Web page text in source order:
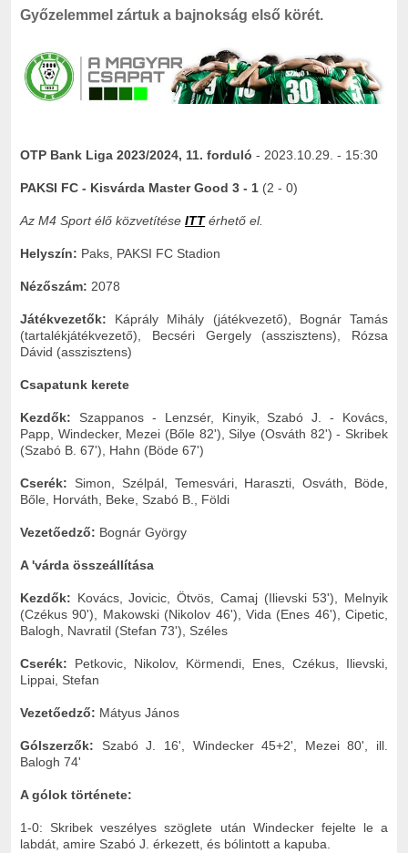
Győzelemmel zártuk a bajnokság első körét.
OTP Bank Liga 2023/2024, 11. forduló - 2023.10.29. - 15:30
PAKSI FC - Kisvárda Master Good 3 - 1 (2 - 0)
Az M4 Sport élő közvetítése ITTérhető el.
Helyszín: Paks, PAKSI FC Stadion
Nézőszám: 2078
Játékvezetők: Káprály Mihály (játékvezető), Bognár Tamás
(tartalékjátékvezető), Becséri Gergely (asszisztens), Rózsa
Dávid (asszisztens)
Csapatunk kerete
Kezdők: Szappanos - Lenzsér, Kinyik, Szabó J. - Kovács,
Papp, Windecker, Mezei (Bőle 82'), Silye (Osváth 82') - Skribek
(Szabó B. 67'), Hahn (Böde 67')
Cserék: Simon, Szélpál, Temesvári, Haraszti, Osváth, Böde,
Bőle, Horváth, Beke, Szabó B., Földi
Vezetőedző: Bognár György
A 'várda összeállítása
Kezdők: Kovács, Jovicic, Ötvös, Camaj (Ilievski 53'), Melnyik
(Czékus 90'), Makowski (Nikolov 46'), Vida (Enes 46'), Cipetic,
Balogh, Navratil (Stefan 73'), Széles
Cserék: Petkovic, Nikolov, Körmendi, Enes, Czékus, Ilievski,
Lippai, Stefan
Vezetőedző: Mátyus János
Gólszerzők: Szabó J. 16', Windecker 45+2', Mezei 80', ill.
Balogh 74'
A gólok története:
1-0: Skribek veszélyes szöglete után Windecker fejelte le a
labdát, amire Szabó J. érkezett, és bólintott a kapuba.